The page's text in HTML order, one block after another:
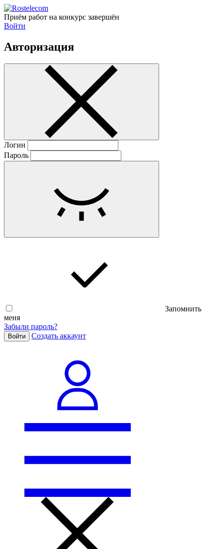
Приём работ на конкурс завершён
Войти
Авторизация
Логин
Пароль
Запомнить
меня
Забыли пароль?
Войти Cоздать аккаунт